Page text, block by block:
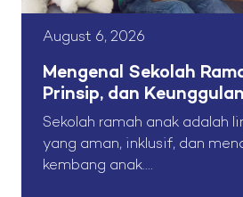
August 6, 2026
Mengenal Sekolah
Prinsip, dan
Sekolah ramah anak adalah
yang aman, inklusif, dan
kembang anak....